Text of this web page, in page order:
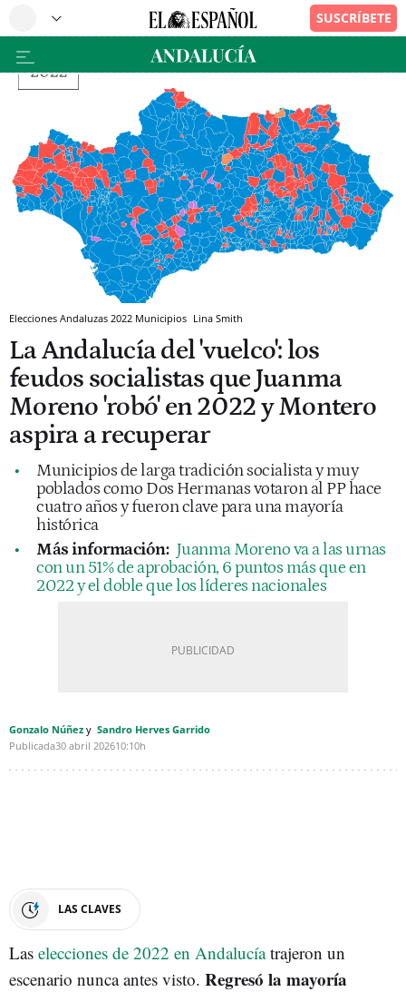
Elecciones Andaluzas 2022 Municipios Lina Smith
La Andalucía del 'vuelco': los
feudos socialistas que Juanma
Moreno 'robó' en 2022 y Montero
aspira a recuperar
Municipios de larga tradición socialista y muy
poblados como Dos Hermanas votaron al PP hace
cuatro años y fueron clave para una mayoría
histórica
Más información: Juanma Moreno va a las urnas
con un 51% de aprobación, 6 puntos más que en
2022 y el doble que los líderes nacionales
Gonzalo Núñez
Sandro Herves Garrido
Publicada30 abril 202610:10h
LAS CLAVES
Las elecciones de 2022 en Andalucíatrajeron un
escenario nunca antes visto. Regresó la mayoría